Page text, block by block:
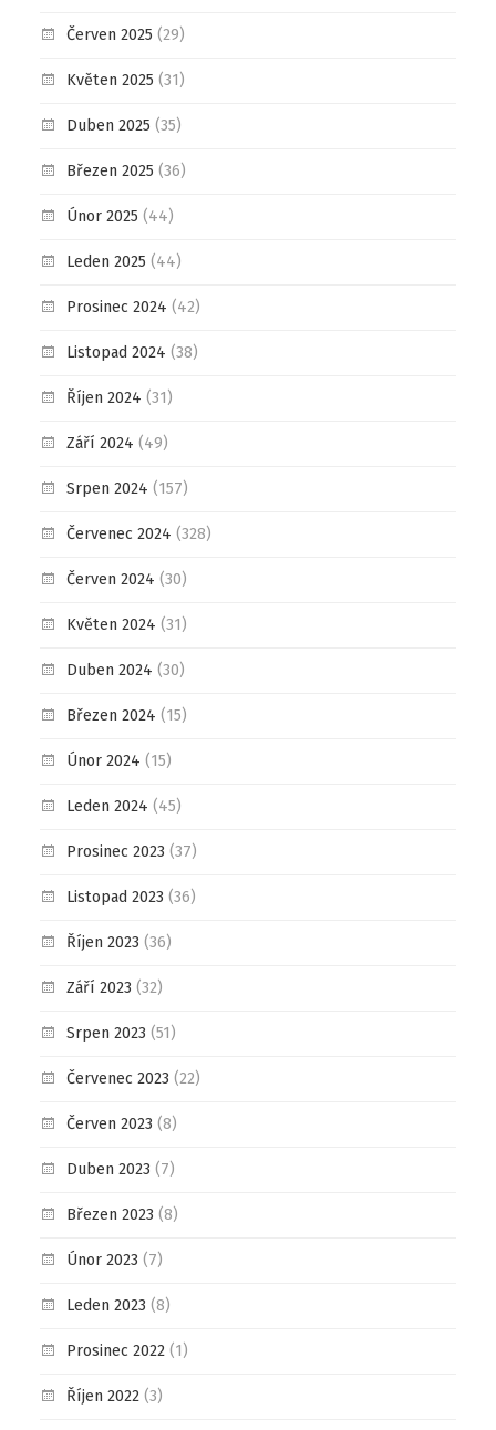
Červen 2025 (29)
Květen 2025 (31)
Duben 2025 (35)
Březen 2025 (36)
Únor 2025 (44)
Leden 2025 (44)
Prosinec 2024 (42)
Listopad 2024 (38)
Říjen 2024 (31)
Září 2024 (49)
Srpen 2024 (157)
Červenec 2024 (328)
Červen 2024 (30)
Květen 2024 (31)
Duben 2024 (30)
Březen 2024 (15)
Únor 2024 (15)
Leden 2024 (45)
Prosinec 2023 (37)
Listopad 2023 (36)
Říjen 2023 (36)
Září 2023 (32)
Srpen 2023 (51)
Červenec 2023 (22)
Červen 2023 (8)
Duben 2023 (7)
Březen 2023 (8)
Únor 2023 (7)
Leden 2023 (8)
Prosinec 2022(1)
Říjen 2022(3)